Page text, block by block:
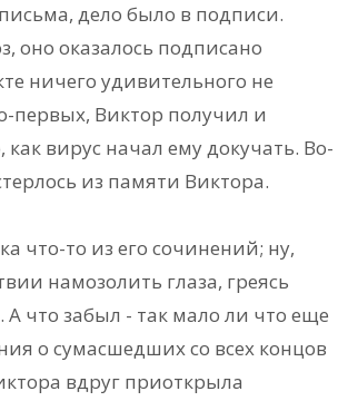
дело было в подписи.
оно оказалось подписано
ничего удивительного не
первых, Виктор получил и
вирус начал ему докучать. Во-
из памяти Виктора.
что-то из его сочинений; ну,
намозолить глаза, греясь
что забыл - так мало ли что еще
о сумасшедших со всех концов
вдруг приоткрыла